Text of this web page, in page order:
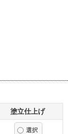
塗立仕上げ